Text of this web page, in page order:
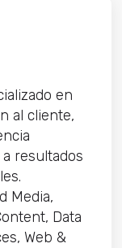
en
al cliente,
resultados
Media,
Data
Web &